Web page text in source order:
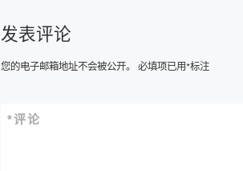
发表评论
您的电子邮箱地址不会被公开。 必填项已用*标注
评论
*